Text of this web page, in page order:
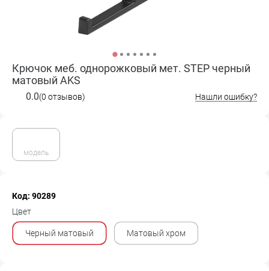
модель
Крючок меб. однорожковый мет. STEP черный
матовый AKS
0.0(0 отзывов) Нашли ошибку?
Код: 90289
Цвет
Черный матовый Матовый хром